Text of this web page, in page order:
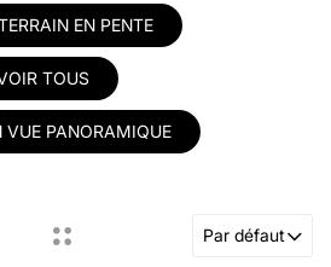
EN PENTE
TOUS
PANORAMIQUE
Par défaut